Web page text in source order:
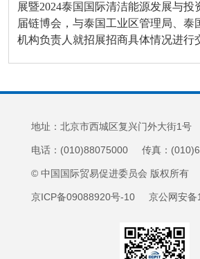
展暨2024泰国国际清洁能源发展与投
届链博会，与泰国工业区管理局、泰
机构负责人就招展招商具体情况进行
地址：北京市西城区复兴门外大街1
电话：(010)88075000 传真：
© 中国国际贸易促进委员会 版权所有
京ICP备09088920号-10 京公网安备